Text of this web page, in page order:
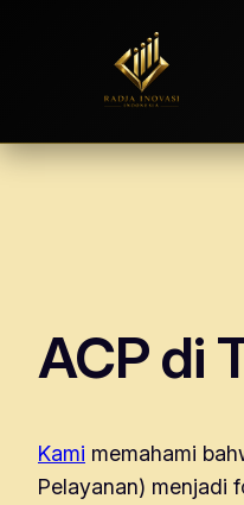
Skip
ACP di
Kami memahami
Pelayanan) menjadi